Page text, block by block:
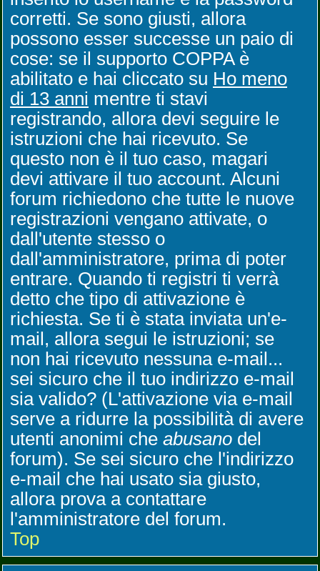
corretti. Se sono giusti, allora
possono esser successe un paio di
cose: se il supporto COPPA è
abilitato e hai cliccato su Ho meno
di 13 anni mentre ti stavi
registrando, allora devi seguire le
istruzioni che hai ricevuto. Se
questo non è il tuo caso, magari
devi attivare il tuo account. Alcuni
forum richiedono che tutte le nuove
registrazioni vengano attivate, o
dall'utente stesso o
dall'amministratore, prima di poter
entrare. Quando ti registri ti verrà
detto che tipo di attivazione è
richiesta. Se ti è stata inviata un'e-
mail, allora segui le istruzioni; se
non hai ricevuto nessuna e-mail...
sei sicuro che il tuo indirizzo e-mail
sia valido? (L'attivazione via e-mail
serve a ridurre la possibilità di avere
utenti anonimi che abusano del
forum). Se sei sicuro che l'indirizzo
e-mail che hai usato sia giusto,
allora prova a contattare
l'amministratore del forum.
Top